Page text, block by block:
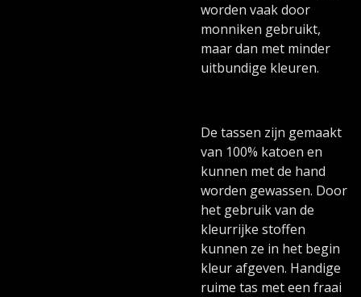
worden vaak door
monniken gebruikt,
maar dan met minder
uitbundige kleuren.
De tassen zijn gemaakt
van 100% katoen en
kunnen met de hand
worden gewassen. Door
het gebruik van de
kleurrijke stoffen
kunnen ze in het begin
kleur afgeven. Handige
ruime tas met een fraai